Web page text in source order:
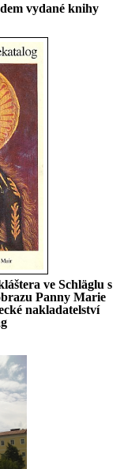
vydané knihy
ve Schläglu s
Panny Marie
nakladatelství